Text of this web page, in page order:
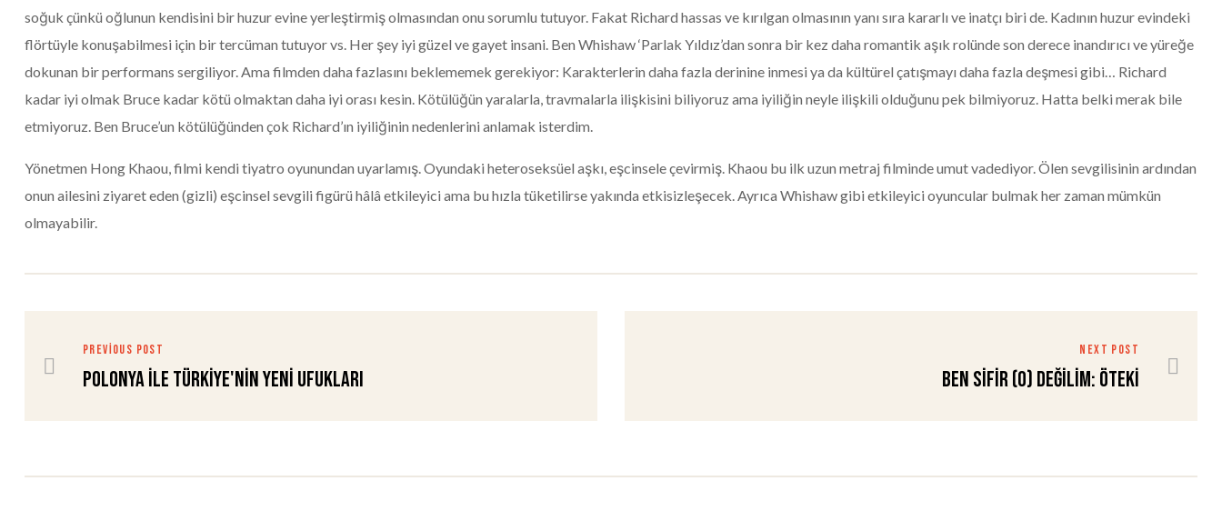
soğuk çünkü oğlunun kendisini bir huzur evine yerleştirmiş olmasından onu sorumlu tutuyor. Fakat Richard hassas ve kırılgan olmasının yanı sıra kararlı ve inatçı biri de. Kadının huzur evindeki
flörtüyle konuşabilmesi için bir tercüman tutuyor vs. Her şey iyi güzel ve gayet insani. Ben Whishaw ‘Parlak Yıldız’dan sonra bir kez daha romantik aşık rolünde son derece inandırıcı ve yüreğe
dokunan bir performans sergiliyor. Ama filmden daha fazlasını beklememek gerekiyor: Karakterlerin daha fazla derinine inmesi ya da kültürel çatışmayı daha fazla deşmesi gibi… Richard
kadar iyi olmak Bruce kadar kötü olmaktan daha iyi orası kesin. Kötülüğün yaralarla, travmalarla ilişkisini biliyoruz ama iyiliğin neyle ilişkili olduğunu pek bilmiyoruz. Hatta belki merak bile
etmiyoruz. Ben Bruce’un kötülüğünden çok Richard’ın iyiliğinin nedenlerini anlamak isterdim.
Yönetmen Hong Khaou, filmi kendi tiyatro oyunundan uyarlamış. Oyundaki heteroseksüel aşkı, eşcinsele çevirmiş. Khaou bu ilk uzun metraj filminde umut vadediyor. Ölen sevgilisinin ardından
onun ailesini ziyaret eden (gizli) eşcinsel sevgili figürü hâlâ etkileyici ama bu hızla tüketilirse yakında etkisizleşecek. Ayrıca Whishaw gibi etkileyici oyuncular bulmak her zaman mümkün
olmayabilir.
PREVIOUS POST
POLONYA İLE TÜRKİYE'NİN YENİ UFUKLARI
NEXT POST
Ben Sifir (0) değilim: ÖTEKİ